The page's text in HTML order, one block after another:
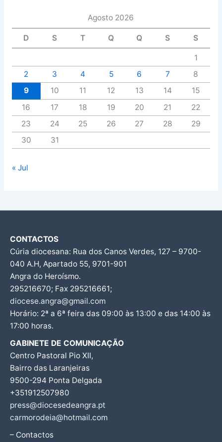
Agosto 2026
D S T Q Q S S
1
2
3 4 5 6 7
8
9
10 11 12 13 14
15
16
17 18 19 20 21
22
23
24 25 26 27 28
29
30
31
« Jul
CONTACTOS
Cúria diocesana: Rua dos Canos Verdes, 127 – 9700-
040 A.H, Apartado 55, 9701-901
Angra do Heroísmo.
295216670; Fax 295216661;
diocese.angra@gmail.com
Horário: 2ª a 6ª feira das 09:00 às 13:00 e das 14:00 às
17:00 horas.
GABINETE DE COMUNICAÇÃO
Centro Pastoral Pio XII,
Bairro das Laranjeiras
9500-294 Ponta Delgada
+351912507980
press@diocesedeangra.pt
carmorodeia@hotmail.com
– Contactos